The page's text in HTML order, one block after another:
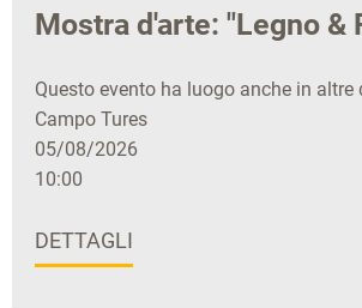
Mostra d'arte: "Legno &
Questo evento ha luogo anche in altre
Campo Tures
05/08/2026
10:00
DETTAGLI